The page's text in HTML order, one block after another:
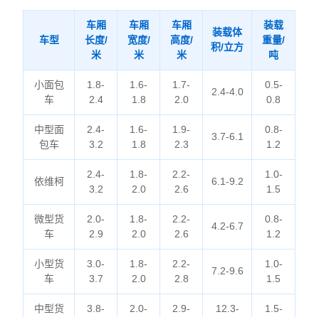
车型
车厢
长度/
米
车厢
宽度/
米
车厢
高度/
米
装载体
积/立方
装载
重量/
吨
小面包
车
1.8-
2.4
1.6-
1.8
1.7-
2.0
2.4-4.0
0.5-
0.8
中型面
包车
2.4-
3.2
1.6-
1.8
1.9-
2.3
3.7-6.1
0.8-
1.2
依维柯
2.4-
3.2
1.8-
2.0
2.2-
2.6
6.1-9.2
1.0-
1.5
微型货
车
2.0-
2.9
1.8-
2.0
2.2-
2.6
4.2-6.7
0.8-
1.2
小型货
车
3.0-
3.7
1.8-
2.0
2.2-
2.8
7.2-9.6
1.0-
1.5
中型货
3.8-
2.0-
2.9-
12.3-
1.5-